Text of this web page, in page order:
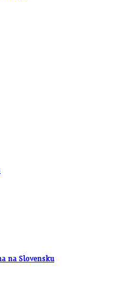
na Slovensku